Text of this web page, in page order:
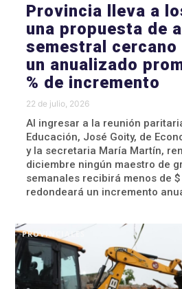
Provincia lleva a
una propuesta de
semestral cercano
un anualizado
% de incremento
22 de julio, 2026
Al ingresar a la reunión
Educación, José Goity, de
y la secretaria María Martín,
diciembre ningún maestro de
semanales recibirá menos de
redondeará un incremento
PROVINCIALES